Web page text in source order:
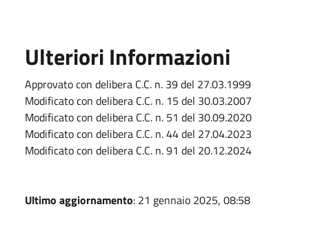
Ulteriori Informazioni
Approvato con delibera C.C. n. 39 del 27.03.1999
Modificato con delibera C.C. n. 15 del 30.03.2007
Modificato con delibera C.C. n. 51 del 30.09.2020
Modificato con delibera C.C. n. 44 del 27.04.2023
Modificato con delibera C.C. n. 91 del 20.12.2024
Ultimo aggiornamento: 21 gennaio 2025, 08:58